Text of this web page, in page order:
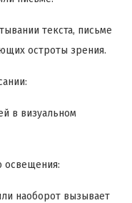
текста, письме
остроты зрения.
в визуальном
освещения:
наоборот вызывает